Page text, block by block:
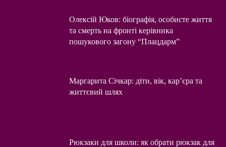
Олексій Юков: біографія, особисте життя
та смерть на фронті керівника
пошукового загону “Плацдарм”
Маргарита Січкар: діти, вік, кар’єра та
життєвий шлях
Рюкзаки для школи: як обрати рюкзак для